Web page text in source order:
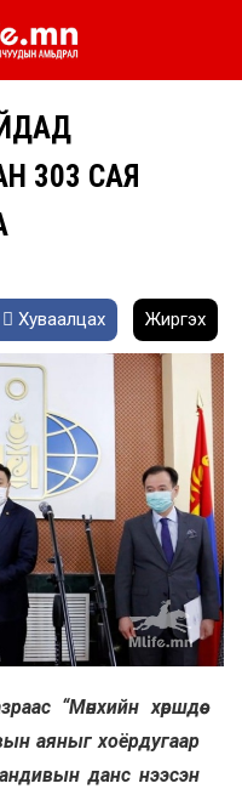
303 САЯ
Хуваалцах Жиргэх
“Мөнхийн хөршдөө
аяныг хоёрдугаар
данс нээсэн